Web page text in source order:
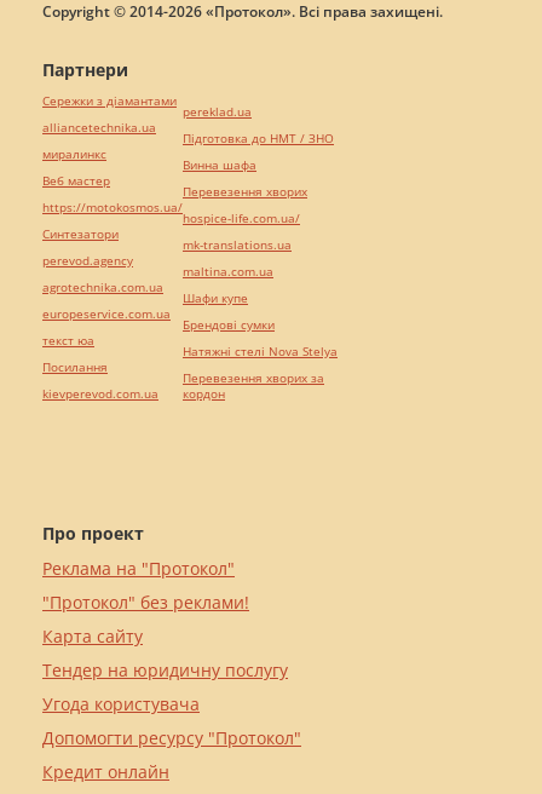
Copyright © 2014-2026 «Протокол». Всі права захищені.
Про проект
Реклама на "Протокол"
"Протокол" без реклами!
Карта сайту
Тендер на юридичну послугу
Угода користувача
Допомогти ресурсу "Протокол"
Кредит онлайн
Партнери
Сережки з діамантами
alliancetechnika.ua
миралинкс
Веб мастер
https://motokosmos.ua/
Синтезатори
perevod.agency
agrotechnika.com.ua
europeservice.com.ua
текст юа
Посилання
kievperevod.com.ua
pereklad.ua
Підготовка до НМТ / ЗНО
Винна шафа
Перевезення хворих
hospice-life.com.ua/
mk-translations.ua
maltina.com.ua
Шафи купе
Брендові сумки
Натяжні стелі Nova Stelya
Перевезення хворих за
кордон